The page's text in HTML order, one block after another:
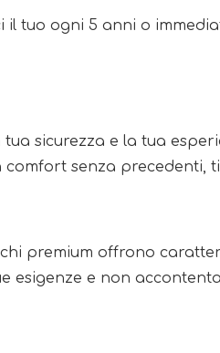
tuo ogni 5 anni o
sicurezza e la tua
comfort senza precedenti,
premium offrono
esigenze e non